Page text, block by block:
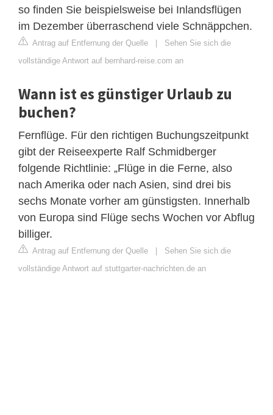
so finden Sie beispielsweise bei Inlandsflügen
im Dezember überraschend viele Schnäppchen.
Antrag auf Entfernung der Quelle | Sehen Sie sich die
vollständige Antwort auf bernhard-reise.com an
Wann ist es günstiger Urlaub zu
buchen?
Fernflüge. Für den richtigen Buchungszeitpunkt
gibt der Reiseexperte Ralf Schmidberger
folgende Richtlinie: „Flüge in die Ferne, also
nach Amerika oder nach Asien, sind drei bis
sechs Monate vorher am günstigsten. Innerhalb
von Europa sind Flüge sechs Wochen vor Abflug
billiger.
Antrag auf Entfernung der Quelle | Sehen Sie sich die
vollständige Antwort auf stuttgarter-nachrichten.de an